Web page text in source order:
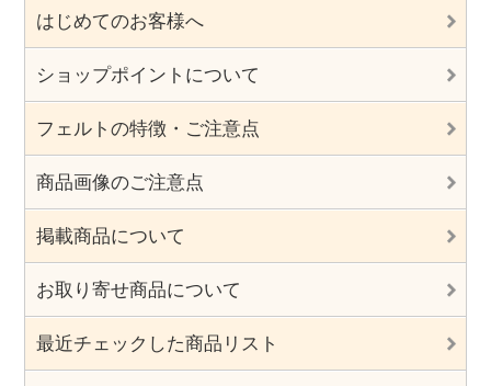
はじめてのお客様へ
ショップポイントについて
フェルトの特徴・ご注意点
商品画像のご注意点
掲載商品について
お取り寄せ商品について
最近チェックした商品リスト